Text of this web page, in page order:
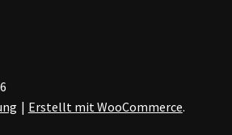
Erstellt mit WooCommerce.